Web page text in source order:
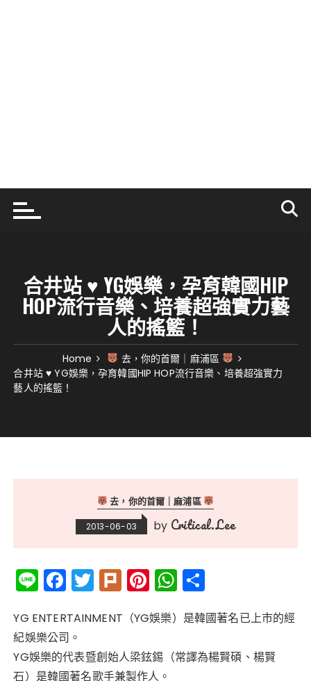
合井站 ♥ YG娛樂，孕育韓國HIP
HOP流行音樂、培養超強實力藝
人的搖籃！
Home
去，你的首爾｜麻浦區
合井站 ♥ YG娛樂，孕育韓國HIP HOP流行音樂、培養超強實力
藝人的搖籃！
去，你的首爾｜麻浦區
2013-06-03 by Critical.Lee
Li
n
e
F
a
c
e
b
T
w
it
te
r
Pl
ur
k
Pi
n
te
re
st
W
h
a
ts
A
YG ENTERTAINMENT（YG娛樂） 是韓國著名已上市的經
紀娛樂公司。
YG娛樂的代表暨創始人梁鉉錫（常譯為楊賢碩、楊賢
石）是韓國著名歌手兼製作人。